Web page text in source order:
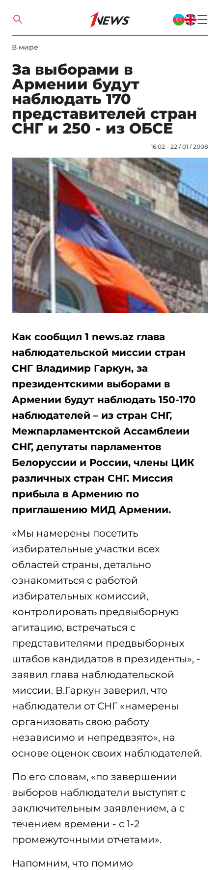
В мире
За выборами в
Армении будут
наблюдать 170
представителей стран
СНГ и 250 - из ОБСЕ
16:02 - 22 / 01 / 2008
Как сообщил 1 news.az глава
наблюдательской миссии стран
СНГ Владимир Гаркун, за
президентскими выборами в
Армении будут наблюдать 150-170
наблюдателей – из стран СНГ,
Межпарламентской Ассамблеии
СНГ, депутаты парламентов
Белоруссии и России, члены ЦИК
различных стран СНГ. Миссия
прибыла в Армению по
приглашению МИД Армении.
«Мы намерены посетить
избирательные участки всех
областей страны, детально
ознакомиться с работой
избирательных комиссий,
контролировать предвыборную
агитацию, встречаться с
представителями предвыборных
штабов кандидатов в президенты», -
заявил глава наблюдательской
миссии. В.Гаркун заверил, что
наблюдатели от СНГ «намерены
организовать свою работу
независимо и непредвзято», на
основе оценок своих наблюдателей.
По его словам, «по завершении
выборов наблюдатели выступят с
заключительным заявлением, а с
течением времени - с 1-2
промежуточными отчетами».
Напомним, что помимо